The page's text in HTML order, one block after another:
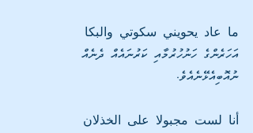
ما عاد يحويني سكوتي والبكا
އަހަރެންގެ ހަނުހުރުމާއި ކަރުނައެއް ދެނެއް
ނުއޮބިއެޅޭނެއެވެ.
أنا لست مجبولا على الخذلان